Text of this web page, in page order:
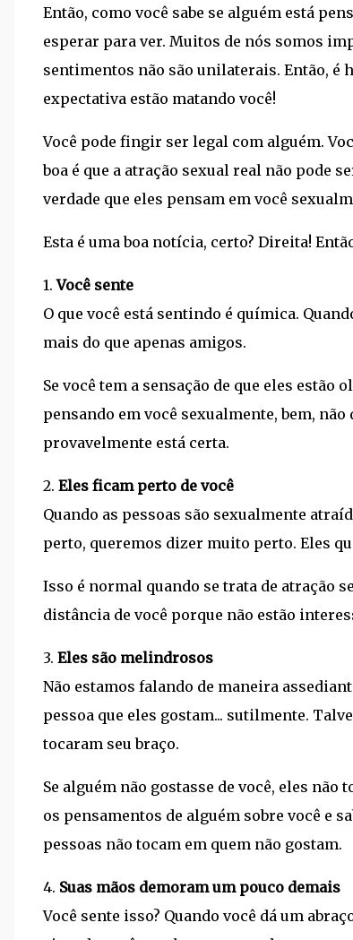
Então, como você sabe se alguém está
esperar para ver. Muitos de nós somos
sentimentos não são unilaterais. Então, é
expectativa estão matando você!
Você pode fingir ser legal com alguém.
boa é que a atração sexual real não pode
verdade que eles pensam em você
Esta é uma boa notícia, certo? Direita!
1.Você sente
O que você está sentindo é química.
mais do que apenas amigos.
Se você tem a sensação de que eles
pensando em você sexualmente, bem,
provavelmente está certa.
2. Eles ficam perto de você
Quando as pessoas são sexualmente
perto, queremos dizer muito perto. Eles
Isso é normal quando se trata de atração
distância de você porque não estão
3. Eles são melindrosos
Não estamos falando de maneira
pessoa que eles gostam... sutilmente.
tocaram seu braço.
Se alguém não gostasse de você, eles
os pensamentos de alguém sobre você e
pessoas não tocam em quem não gostam.
4. Suas mãos demoram um pouco demais
Você sente isso? Quando você dá um